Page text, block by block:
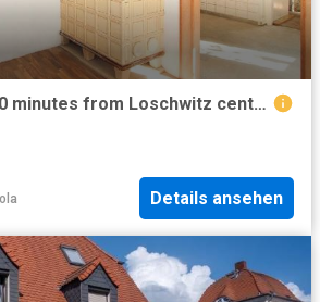
A whole house, 10 minutes from Loschwitz center, Dresden Amsterdam Apartments for Rent
Details ansehen